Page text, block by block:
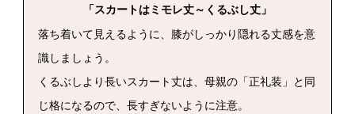
「スカートはミモレ丈～くるぶし丈」
落ち着いて見えるように、膝がしっかり隠れる丈感を意
識しましょう。
くるぶしより長いスカート丈は、母親の「正礼装」と同
じ格になるので、長すぎないように注意。